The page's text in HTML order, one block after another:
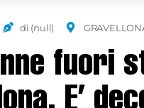
di (null)
fuori